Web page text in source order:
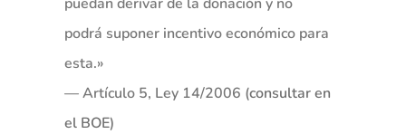
podrá suponer incentivo económico para
esta.»
— Artículo 5, Ley 14/2006 (consultar en
el BOE)